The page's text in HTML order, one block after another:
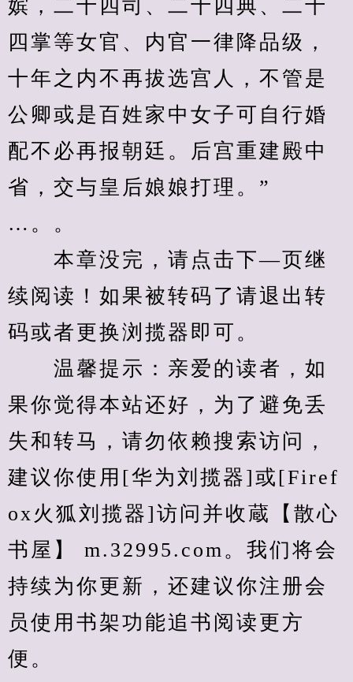
嫔，二十四司、二十四典、二十
四掌等女官、内官一律降品级，
十年之内不再拔选宫人，不管是
公卿或是百姓家中女子可自行婚
配不必再报朝廷。后宫重建殿中
省，交与皇后娘娘打理。”
…。。
本章没完，请点击下—页继
续阅读！如果被转码了请退出转
码或者更换浏揽器即可。
温馨提示：亲爱的读者，如
果你觉得本站还好，为了避免丢
失和转马，请勿依赖搜索访问，
建议你使用[华为刘揽器]或[Firef
ox火狐刘揽器]访问并收蔵【散心
书屋】 m.32995.com。我们将会
持续为你更新，还建议你注册会
员使用书架功能追书阅读更方
便。